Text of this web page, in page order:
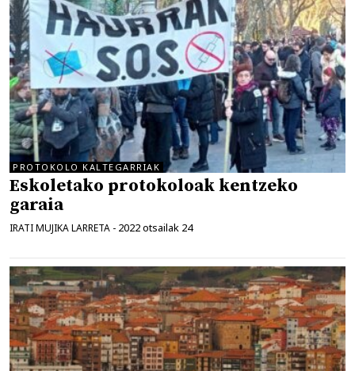
PROTOKOLO KALTEGARRIAK
Eskoletako protokoloak kentzeko
garaia
IRATI MUJIKA LARRETA - 2022 otsailak 24